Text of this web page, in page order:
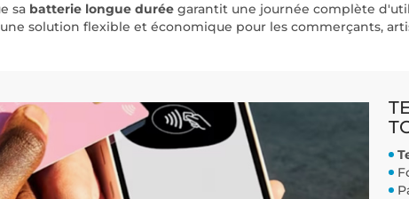
sa batterie longue durée garantit une journée complète
solution flexible et économique pour les commerçants,